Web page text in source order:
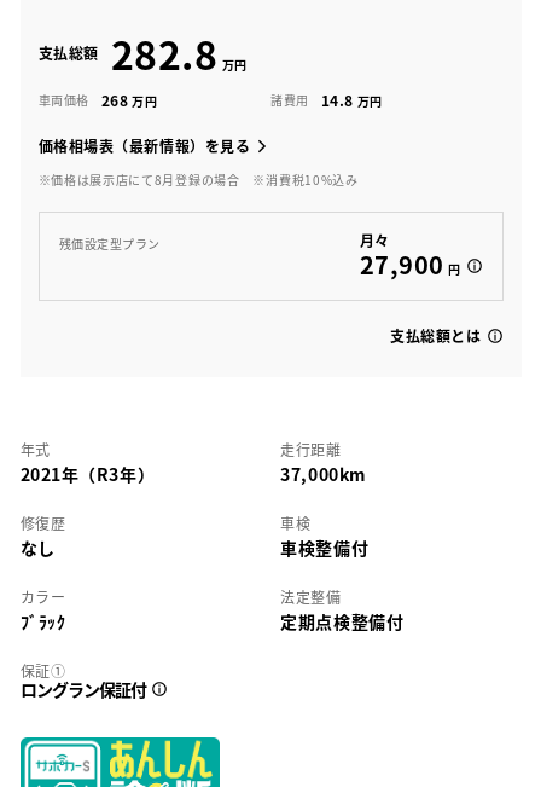
支払総額 282.8
車両価格 268 諸費用 14.8
価格相場表（最新情報）を見る
※価格は展示店にて8月登録の場合 ※消費税10%込み
残価設定型プラン 月々
27,900 円
支払総額とは
年式
2021年（R3年）
走行距離
37,000km
修復歴
なし
車検
車検整備付
カラー
ﾌﾞﾗｯｸ
法定整備
定期点検整備付
保証①
ロングラン保証付